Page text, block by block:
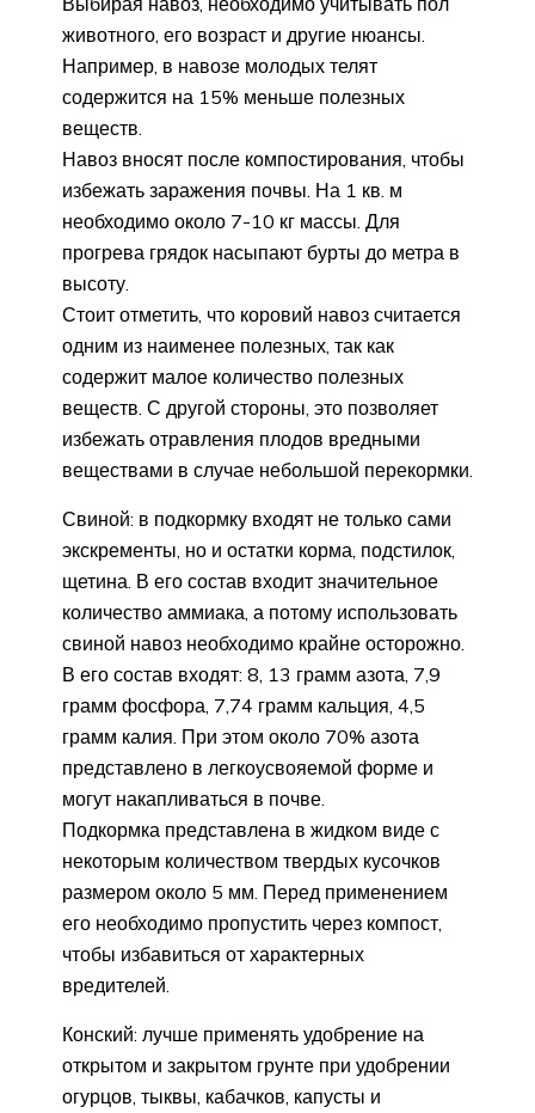
животного, его возраст и другие нюансы.
Например, в навозе молодых телят
содержится на 15% меньше полезных
веществ.
Навоз вносят после компостирования, чтобы
избежать заражения почвы. На 1 кв. м
необходимо около 7-10 кг массы. Для
прогрева грядок насыпают бурты до метра в
высоту.
Стоит отметить, что коровий навоз считается
одним из наименее полезных, так как
содержит малое количество полезных
веществ. С другой стороны, это позволяет
избежать отравления плодов вредными
веществами в случае небольшой перекормки.
Свиной: в подкормку входят не только сами
экскременты, но и остатки корма, подстилок,
щетина. В его состав входит значительное
количество аммиака, а потому использовать
свиной навоз необходимо крайне осторожно.
В его состав входят: 8, 13 грамм азота, 7,9
грамм фосфора, 7,74 грамм кальция, 4,5
грамм калия. При этом около 70% азота
представлено в легкоусвояемой форме и
могут накапливаться в почве.
Подкормка представлена в жидком виде с
некоторым количеством твердых кусочков
размером около 5 мм. Перед применением
его необходимо пропустить через компост,
чтобы избавиться от характерных
вредителей.
Конский: лучше применять удобрение на
открытом и закрытом грунте при удобрении
огурцов, тыквы, кабачков, капусты и